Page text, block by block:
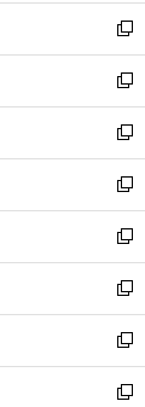
で
開
く
ン
ド
ウ
で
開
く
ウ
ィ
ン
ド
ウ
で
開
く
し
い
ウ
ィ
ン
ド
ウ
で
開
く
新
し
い
ウ
ィ
ン
ド
ウ
で
開
く
新
し
い
ウ
ィ
ン
ド
ウ
で
開
く
新
し
い
ウ
ィ
ン
ド
ウ
で
開
く
新
し
い
ウ
ィ
ン
ド
ウ
で
新
し
い
ウ
ィ
ン
ド
新
し
い
ウ
ィ
新
し
い
新